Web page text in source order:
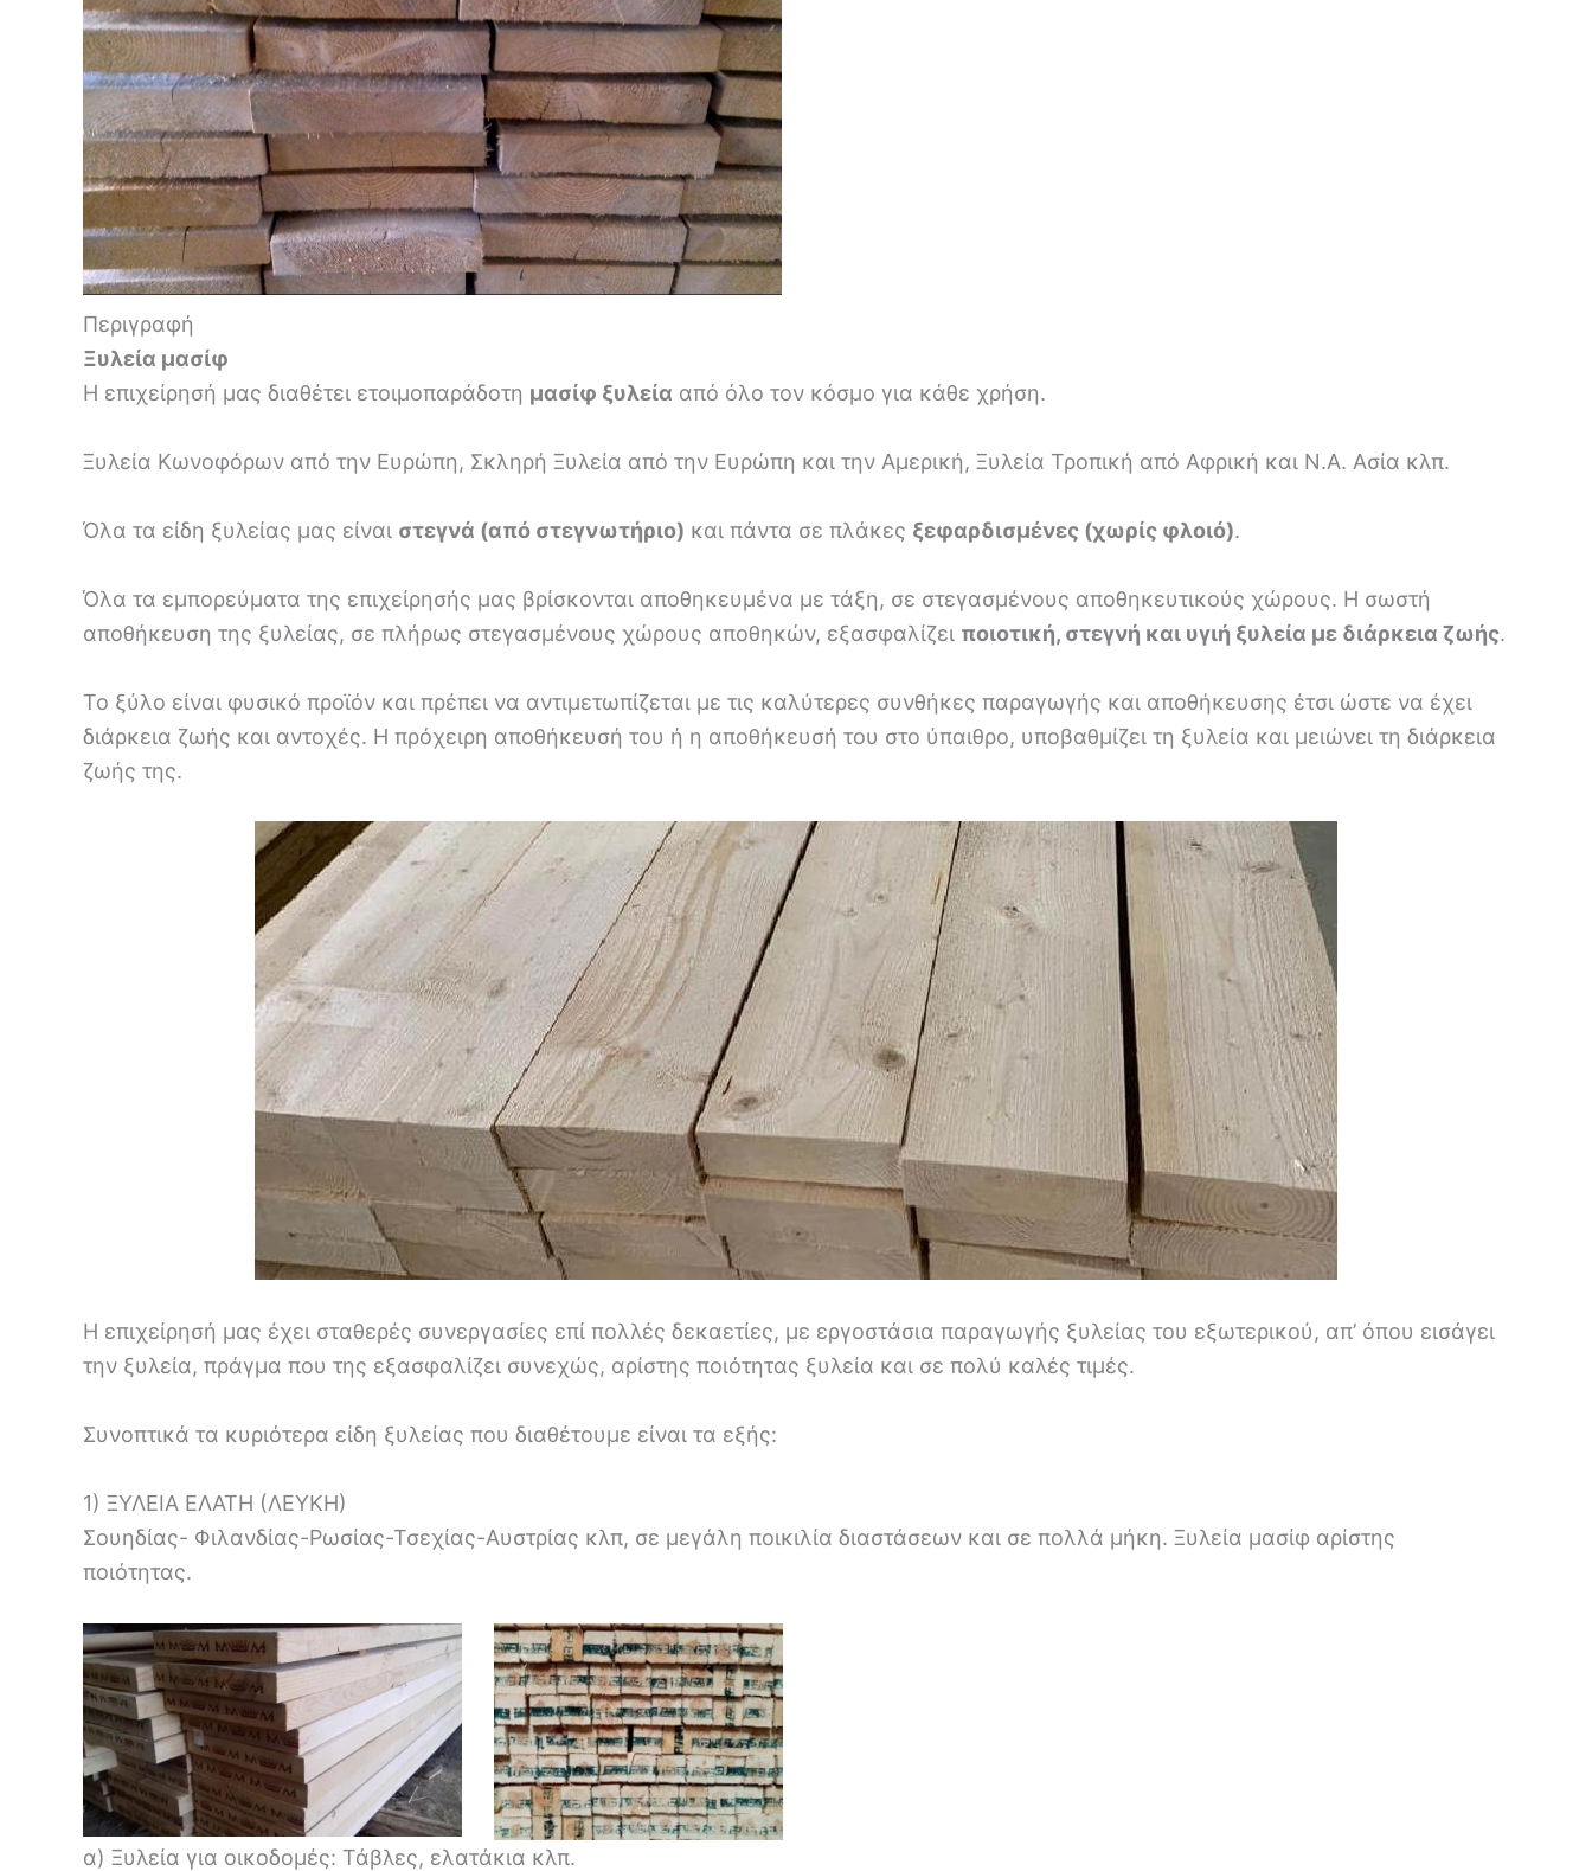
Περιγραφή
Ξυλεία μασίφ
Η επιχείρησή μας διαθέτει ετοιμοπαράδοτη μασίφ ξυλεία από όλο τον κόσμο για κάθε χρήση.
Ξυλεία Κωνοφόρων από την Ευρώπη, Σκληρή Ξυλεία από την Ευρώπη και την Αμερική, Ξυλεία Τροπική από Αφρική και Ν.Α. Ασία κλπ.
Όλα τα είδη ξυλείας μας είναι στεγνά (από στεγνωτήριο) και πάντα σε πλάκες ξεφαρδισμένες (χωρίς φλοιό).
Όλα τα εμπορεύματα της επιχείρησής μας βρίσκονται αποθηκευμένα με τάξη, σε στεγασμένους αποθηκευτικούς χώρους. Η σωστή
αποθήκευση της ξυλείας, σε πλήρως στεγασμένους χώρους αποθηκών, εξασφαλίζει ποιοτική, στεγνή και υγιή ξυλεία με διάρκεια ζωής.
Το ξύλο είναι φυσικό προϊόν και πρέπει να αντιμετωπίζεται με τις καλύτερες συνθήκες παραγωγής και αποθήκευσης έτσι ώστε να έχει
διάρκεια ζωής και αντοχές. Η πρόχειρη αποθήκευσή του ή η αποθήκευσή του στο ύπαιθρο, υποβαθμίζει τη ξυλεία και μειώνει τη διάρκεια
ζωής της.
Η επιχείρησή μας έχει σταθερές συνεργασίες επί πολλές δεκαετίες, με εργοστάσια παραγωγής ξυλείας του εξωτερικού, απ’ όπου εισάγει
την ξυλεία, πράγμα που της εξασφαλίζει συνεχώς, αρίστης ποιότητας ξυλεία και σε πολύ καλές τιμές.
Συνοπτικά τα κυριότερα είδη ξυλείας που διαθέτουμε είναι τα εξής:
1) ΞΥΛΕΙΑ ΕΛΑΤΗ (ΛΕΥΚΗ)
Σουηδίας- Φιλανδίας-Ρωσίας-Τσεχίας-Αυστρίας κλπ, σε μεγάλη ποικιλία διαστάσεων και σε πολλά μήκη. Ξυλεία μασίφ αρίστης
ποιότητας.
α) Ξυλεία για οικοδομές: Τάβλες, ελατάκια κλπ.